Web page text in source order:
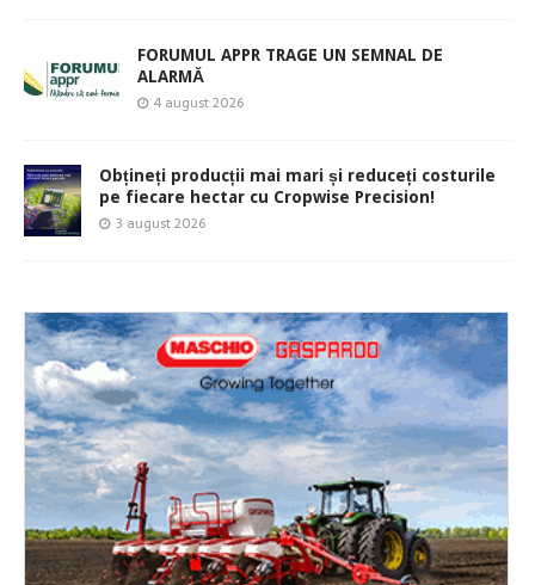
FORUMUL APPR TRAGE UN SEMNAL DE
ALARMĂ
4 august 2026
Obțineți producții mai mari și reduceți costurile
pe fiecare hectar cu Cropwise Precision!
3 august 2026